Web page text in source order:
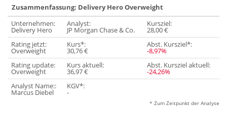
Zusammenfassung: Delivery Hero Overweight
Unternehmen:
Delivery Hero
Analyst:
JP Morgan Chase & Co.
Kursziel:
28,00 €
Rating jetzt:
Overweight
Kurs*:
30,76 €
Abst. Kursziel*:
-8,97%
Rating update:
Overweight
Kurs aktuell:
36,97 €
Abst. Kursziel aktuell:
-24,26%
Analyst Name::
Marcus Diebel
KGV*:
-
* Zum Zeitpunkt der Analyse